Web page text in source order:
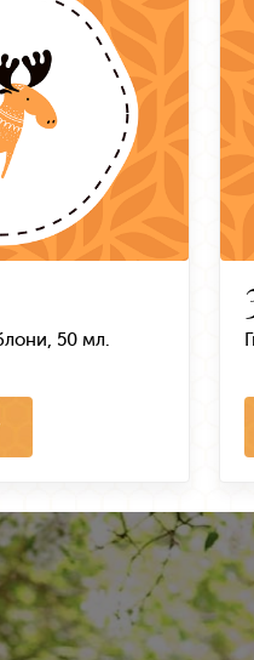
50 мл.